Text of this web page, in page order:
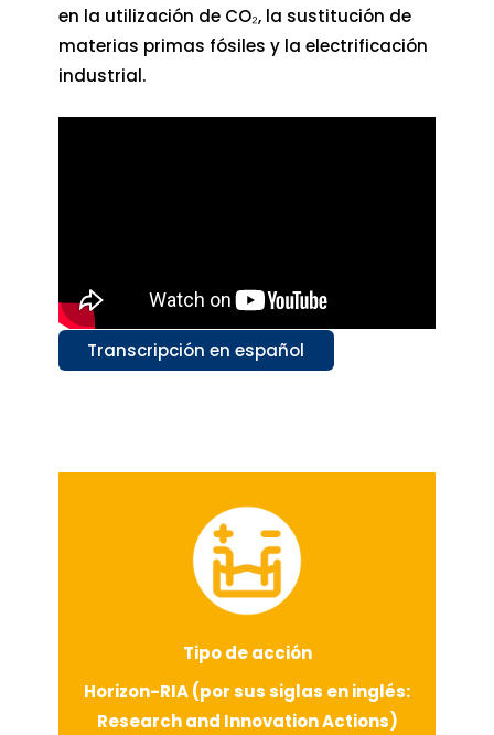
en la utilización de CO₂, la sustitución de
materias primas fósiles y la electrificación
industrial.
Transcripción en español
Tipo de acción
Horizon-RIA (por sus siglas en inglés:
Research and Innovation Actions)